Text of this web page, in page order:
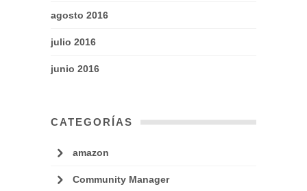
agosto 2016
julio 2016
junio 2016
CATEGORÍAS
amazon
Community Manager